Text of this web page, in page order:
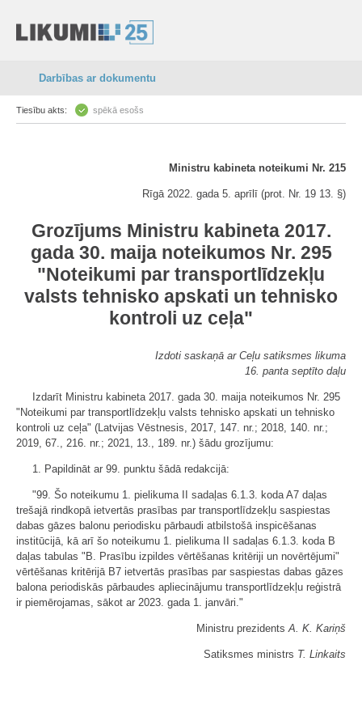
Darbības ar dokumentu
Tiesību akts: spēkā esošs
Ministru kabineta noteikumi Nr. 215
Rīgā 2022. gada 5. aprīlī (prot. Nr. 19 13. §)
Grozījums Ministru kabineta 2017.
gada 30. maija noteikumos Nr. 295
"Noteikumi par transportlīdzekļu
valsts tehnisko apskati un tehnisko
kontroli uz ceļa"
Izdoti saskaņā ar Ceļu satiksmes likuma
16. panta septīto daļu
Izdarīt Ministru kabineta 2017. gada 30. maija noteikumos Nr. 295
"Noteikumi par transportlīdzekļu valsts tehnisko apskati un tehnisko
kontroli uz ceļa" (Latvijas Vēstnesis, 2017, 147. nr.; 2018, 140. nr.;
2019, 67., 216. nr.; 2021, 13., 189. nr.) šādu grozījumu:
1. Papildināt ar 99. punktu šādā redakcijā:
"99. Šo noteikumu 1. pielikuma II sadaļas 6.1.3. koda A7 daļas
trešajā rindkopā ietvertās prasības par transportlīdzekļu saspiestas
dabas gāzes balonu periodisku pārbaudi atbilstošā inspicēšanas
institūcijā, kā arī šo noteikumu 1. pielikuma II sadaļas 6.1.3. koda B
daļas tabulas "B. Prasību izpildes vērtēšanas kritēriji un novērtējumi"
vērtēšanas kritērijā B7 ietvertās prasības par saspiestas dabas gāzes
balona periodiskās pārbaudes apliecinājumu transportlīdzekļu reģistrā
ir piemērojamas, sākot ar 2023. gada 1. janvāri."
Ministru prezidentsA. K. Kariņš
Satiksmes ministrs T. Linkaits